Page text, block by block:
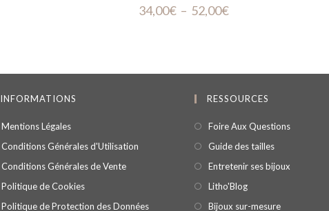
34,00€ – 52,00€
INFORMATIONS
Mentions Légales
Conditions Générales d'Utilisation
Conditions Générales de Vente
Politique de Cookies
Politique de Protection des Données
RESSOURCES
Foire Aux Questions
Guide des tailles
Entretenir ses bijoux
Litho'Blog
Bijoux sur-mesure